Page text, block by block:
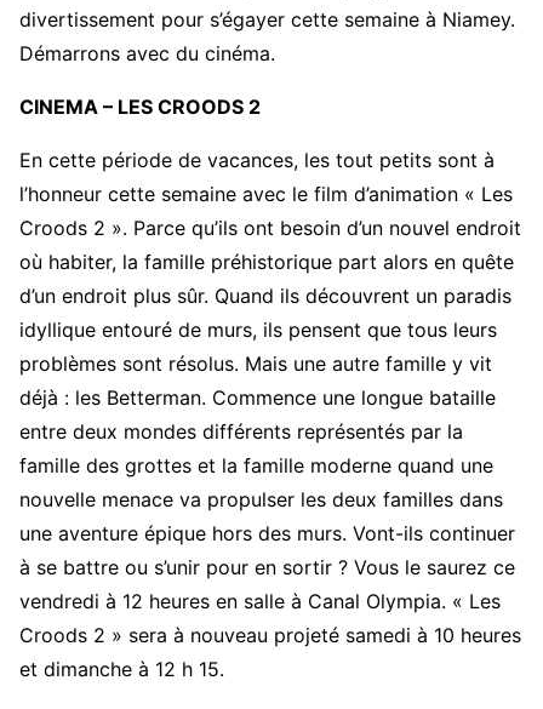
divertissement pour s’égayer cette semaine à Niamey.
Démarrons avec du cinéma.
CINEMA – LES CROODS 2
En cette période de vacances, les tout petits sont à
l’honneur cette semaine avec le film d’animation « Les
Croods 2 ». Parce qu’ils ont besoin d’un nouvel endroit
où habiter, la famille préhistorique part alors en quête
d’un endroit plus sûr. Quand ils découvrent un paradis
idyllique entouré de murs, ils pensent que tous leurs
problèmes sont résolus. Mais une autre famille y vit
déjà : les Betterman. Commence une longue bataille
entre deux mondes différents représentés par la
famille des grottes et la famille moderne quand une
nouvelle menace va propulser les deux familles dans
une aventure épique hors des murs. Vont-ils continuer
à se battre ou s’unir pour en sortir ? Vous le saurez ce
vendredi à 12 heures en salle à Canal Olympia. « Les
Croods 2 » sera à nouveau projeté samedi à 10 heures
et dimanche à 12 h 15.